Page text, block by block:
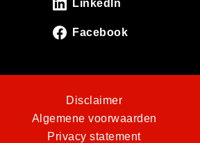
LinkedIn
Facebook
Disclaimer
Algemene voorwaarden
Privacy statement